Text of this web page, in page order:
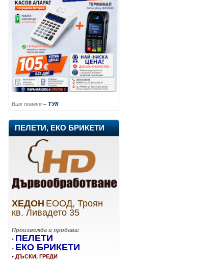
Виж повече – ТУК
ПЕЛЕТИ, ЕКО БРИКЕТИ
ХЕДОН ЕООД, Троян
кв. Ливадето 35
Произвежда и продава:
• ПЕЛЕТИ
• ЕКО БРИКЕТИ
• ДЪСКИ, ГРЕДИ